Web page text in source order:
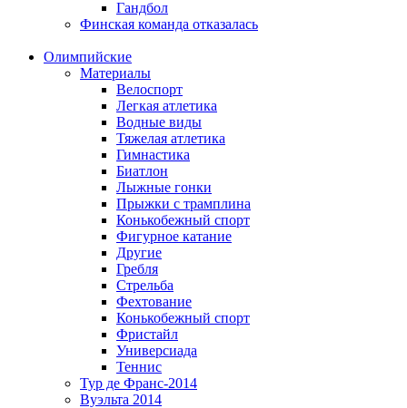
Гандбол
Финская команда отказалась
Олимпийские
Материалы
Велоспорт
Легкая атлетика
Водные виды
Тяжелая атлетика
Гимнастика
Биатлон
Лыжные гонки
Прыжки с трамплина
Конькобежный спорт
Фигурное катание
Другие
Гребля
Стрельба
Фехтование
Конькобежный спорт
Фристайл
Универсиада
Теннис
Тур де Франс-2014
Вуэльта 2014